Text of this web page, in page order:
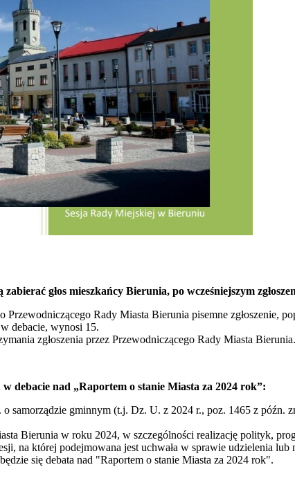
głos mieszkańcy Bierunia, po wcześniejszym
Przewodniczącego Rady Miasta Bierunia pisemne zgłoszenie,
debacie, wynosi 15.
zgłoszenia przez Przewodniczącego Rady Miasta Bierunia.
debacie nad „Raportem o stanie Miasta za 2024 rok”:
samorządzie gminnym (t.j. Dz. U. z 2024 r., poz. 1465 z
Bierunia w roku 2024, w szczególności realizację polityk,
na której podejmowana jest uchwała w sprawie udzielenia
się debata nad "Raportem o stanie Miasta za 2024 rok".